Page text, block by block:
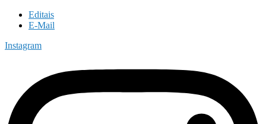
Editais
E-Mail
Instagram